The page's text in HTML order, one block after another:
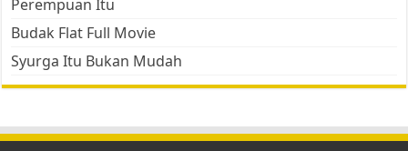
Perempuan Itu
Budak Flat Full Movie
Syurga Itu Bukan Mudah